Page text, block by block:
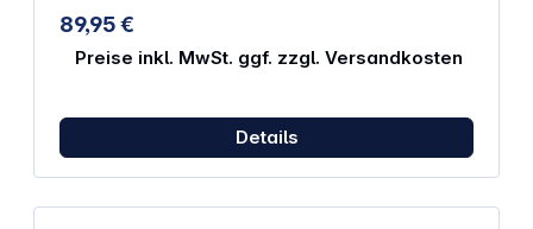
BK-7-Glas gefertigt. Die Optik ist durch eine
mehrschichtige Antireflexionsbeschichtung
geschützt, die das wiedergegebene Bild heller und
ermöglicht der große Augenabstand das
Beobachten mit Brille. Aufgrund der hohen
Vergrößerung des Geräts wird empfohlen, bei
Beobachtungen ein Stativ zu verwenden. Es ist im
Lieferumfang enthalten und liefert das stabilste Bild.
89,95 €
Preise inkl. MwSt. ggf. zzgl. Versandkosten
Details